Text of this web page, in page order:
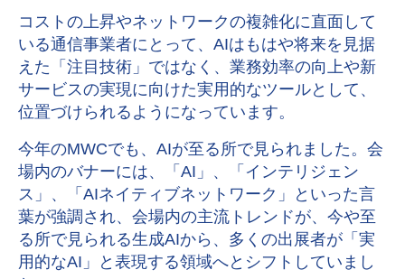
コストの上昇やネットワークの複雑化に直面して
いる通信事業者にとって、 AIはもはや将来を見据
えた「注目技術」ではなく、業務効率の向上や新
サービスの実現に向けた実用的なツールとして、
位置づけられるようになっています。
今年のMWCでも 、AIが至る所で見られました。会
場内のバナーには、「 AI 」、「インテリジェン
ス」、「 AIネイティブネットワーク」といった言
葉が強調され、 会場内の主流トレンドが、今や至
る所で見られる生成AIから、多くの出展者が「実
用的なAI 」と表現する領域へとシフトしていまし